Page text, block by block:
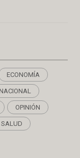
ECONOMÍA
OPINIÓN
SALUD